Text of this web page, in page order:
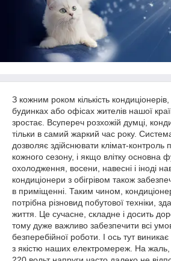
З кожним роком кількість
будинках або офісах жителів нашої
зростає. Всупереч розхожій думці,
тільки в самий жаркий час року.
дозволяє здійснювати клімат-контроль
кожного сезону, і якщо влітку основна
охолодження, восени, навесні і іноді
кондиціонери з обігрівом також
в приміщенні. Таким чином,
потрібна різновид побутової техніки,
життя. Це сучасне, складне і досить
тому дуже важливо забезпечити всі
безперебійної роботи. І ось тут
з якістю наших електромереж. На жаль,